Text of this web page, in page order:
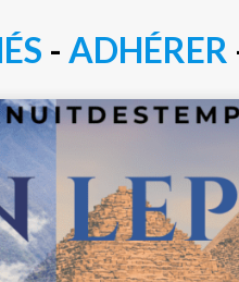
ÉS -ADHÉRER